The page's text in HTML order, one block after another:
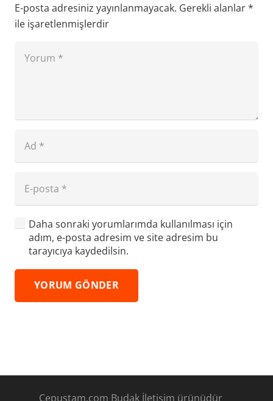
E-posta adresiniz yayınlanmayacak. Gerekli alanlar*
ile işaretlenmişlerdir
Daha sonraki yorumlarımda kullanılması için
adım, e-posta adresim ve site adresim bu
tarayıcıya kaydedilsin.
YORUM GÖNDER
Cepustam.com Budak İletişim ürünüdür